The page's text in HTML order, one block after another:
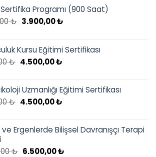
Sertifika Programı (900 Saat)
₺ Orijinal
3.900,00₺Şu
3.900,00 ₺.
Kursu Eğitimi Sertifikası
₺ Orijinal
4.500,00₺Şu
4.500,00 ₺.
Uzmanlığı Eğitimi Sertifikası
₺ Orijinal
4.500,00₺Şu
4.500,00 ₺.
Ergenlerde Bilişsel Davranışçı Terapi
₺ Orijinal
6.500,00₺Şu